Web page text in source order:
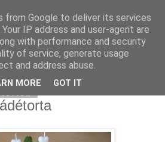
from Google to deliver its services
IP address and user-agent are
with performance and security
of service, generate usage
and address abuse.
MORE GOT IT